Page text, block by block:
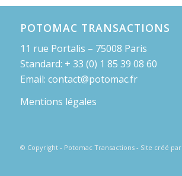
POTOMAC TRANSACTIONS
11 rue Portalis – 75008 Paris
Standard: + 33 (0) 1 85 39 08 60
Email: contact@potomac.fr
Mentions légales
© Copyright - Potomac Transactions - Site créé par